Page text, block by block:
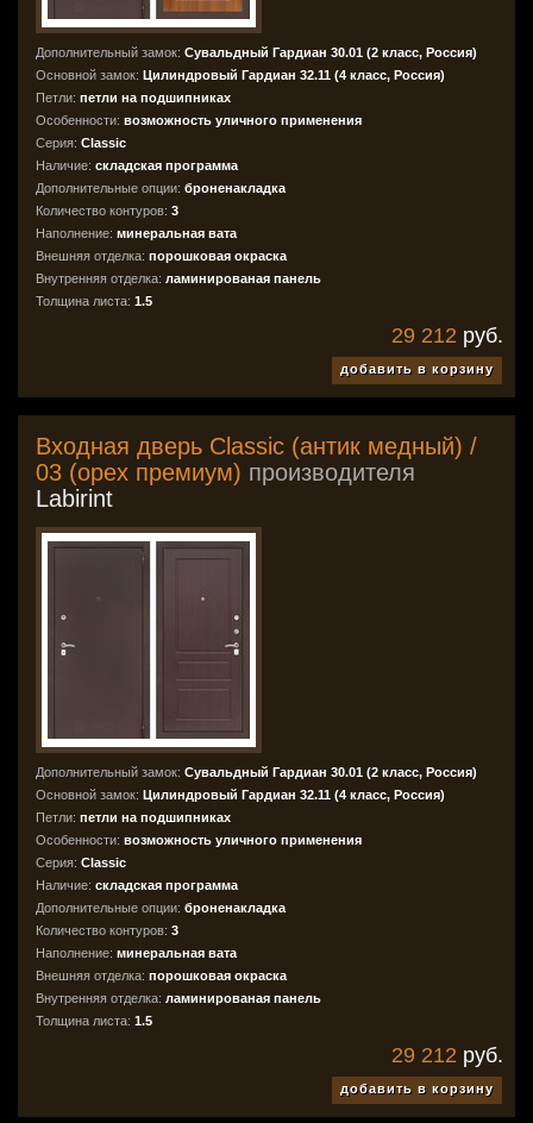
Дополнительный замок: Сувальдный Гардиан 30.01 (2 класс, Россия)
Основной замок: Цилиндровый Гардиан 32.11 (4 класс, Россия)
Петли: петли на подшипниках
Особенности: возможность уличного применения
Серия: Classic
Наличие: складская программа
Дополнительные опции: броненакладка
Количество контуров: 3
Наполнение: минеральная вата
Внешняя отделка: порошковая окраска
Внутренняя отделка: ламинированая панель
Толщина листа: 1.5
29 212 руб.
добавить в корзину
Входная дверь Classic (антик медный) /
03 (орех премиум) производителя
Labirint
Дополнительный замок: Сувальдный Гардиан 30.01 (2 класс, Россия)
Основной замок: Цилиндровый Гардиан 32.11 (4 класс, Россия)
Петли: петли на подшипниках
Особенности: возможность уличного применения
Серия: Classic
Наличие: складская программа
Дополнительные опции: броненакладка
Количество контуров: 3
Наполнение: минеральная вата
Внешняя отделка: порошковая окраска
Внутренняя отделка: ламинированая панель
Толщина листа: 1.5
29 212 руб.
добавить в корзину